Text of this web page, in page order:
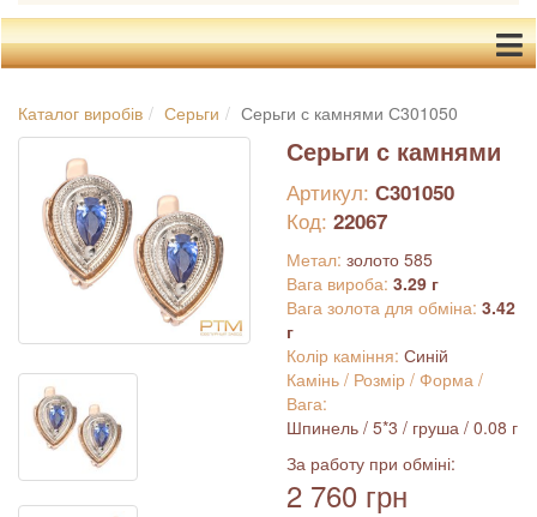
Каталог виробів Серьги Серьги с камнями С301050
Серьги с камнями
Артикул: С301050
Код: 22067
Метал: золото 585
Вага вироба: 3.29 г
Вага золота для обміна: 3.42
г
Колір каміння: Синій
Камінь / Розмір / Форма /
Вага:
Шпинель / 5*3 / груша / 0.08 г
За работу при обміні:
2 760 грн